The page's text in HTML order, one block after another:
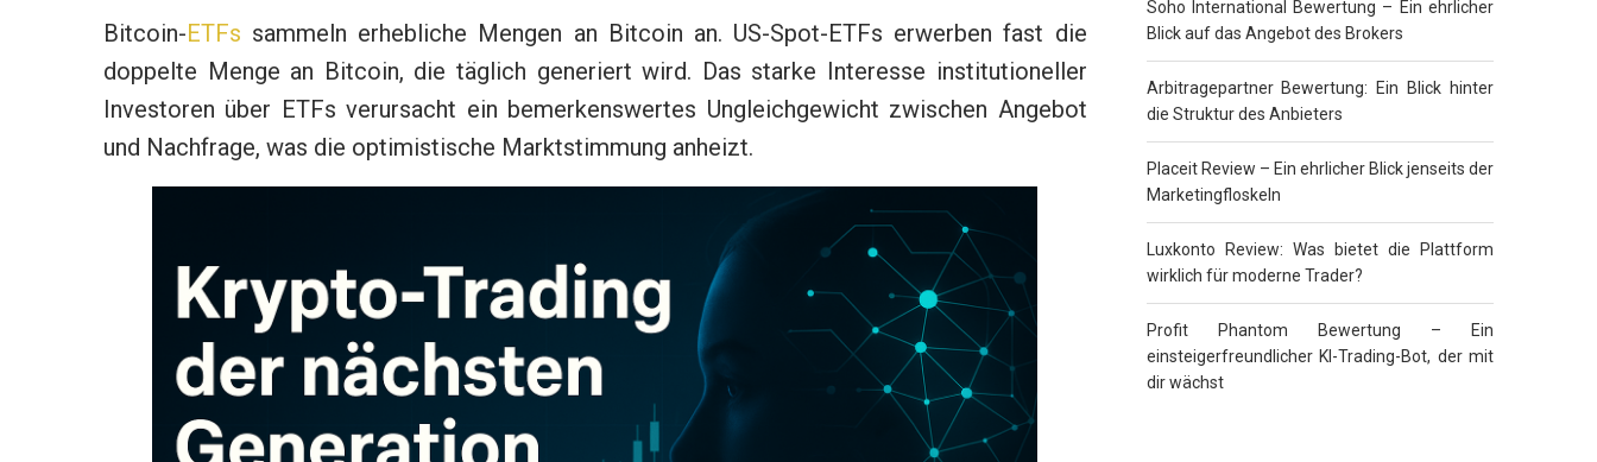
Bitcoin-ETFs sammeln erhebliche Mengen an Bitcoin an. US-Spot-ETFs erwerben fast die
doppelte Menge an Bitcoin, die täglich generiert wird. Das starke Interesse institutioneller
Investoren über ETFs verursacht ein bemerkenswertes Ungleichgewicht zwischen Angebot
und Nachfrage, was die optimistische Marktstimmung anheizt.
Soho International Bewertung – Ein ehrlicher
Blick auf das Angebot des Brokers
Arbitragepartner Bewertung: Ein Blick hinter
die Struktur des Anbieters
Placeit Review – Ein ehrlicher Blick jenseits der
Marketingfloskeln
Luxkonto Review: Was bietet die Plattform
wirklich für moderne Trader?
Profit Phantom Bewertung – Ein
einsteigerfreundlicher KI-Trading-Bot, der mit
dir wächst